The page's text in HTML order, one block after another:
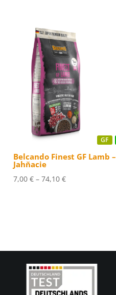
GF
Belcando Finest GF Lamb –
Jahňacie
7,00€ – 74,10€Price